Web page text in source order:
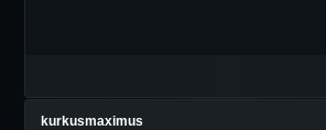
kurkusmaximus